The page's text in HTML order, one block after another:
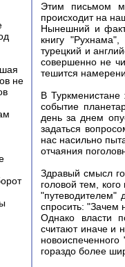
не
Этим письмом
происходит на
Нынешний и
книгу
турецкий и
совершенно не
тешится
В
событие
день за днем
задаться
нас насильно
отчаяния
Здравый смысл
головой тем,
"путеводителем"
спросить: "Зачем
Однако власти
считают иначе и
гораздо более